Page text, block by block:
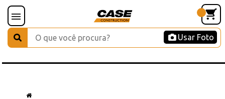
Usar Foto